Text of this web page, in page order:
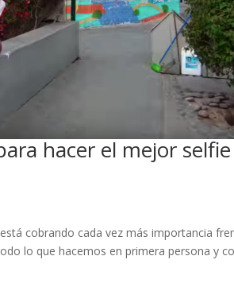
hacer el mejor
cobrando cada vez más importancia
lo que hacemos en primera persona y